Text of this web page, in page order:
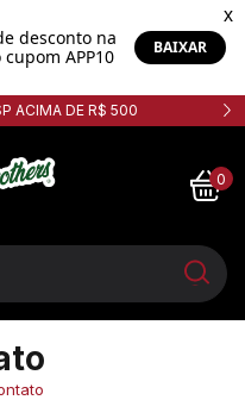
ACIMA DE R$ 500
0